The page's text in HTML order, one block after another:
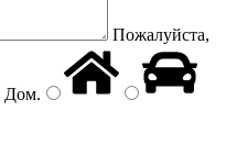
Пожалуйста,
Дом.